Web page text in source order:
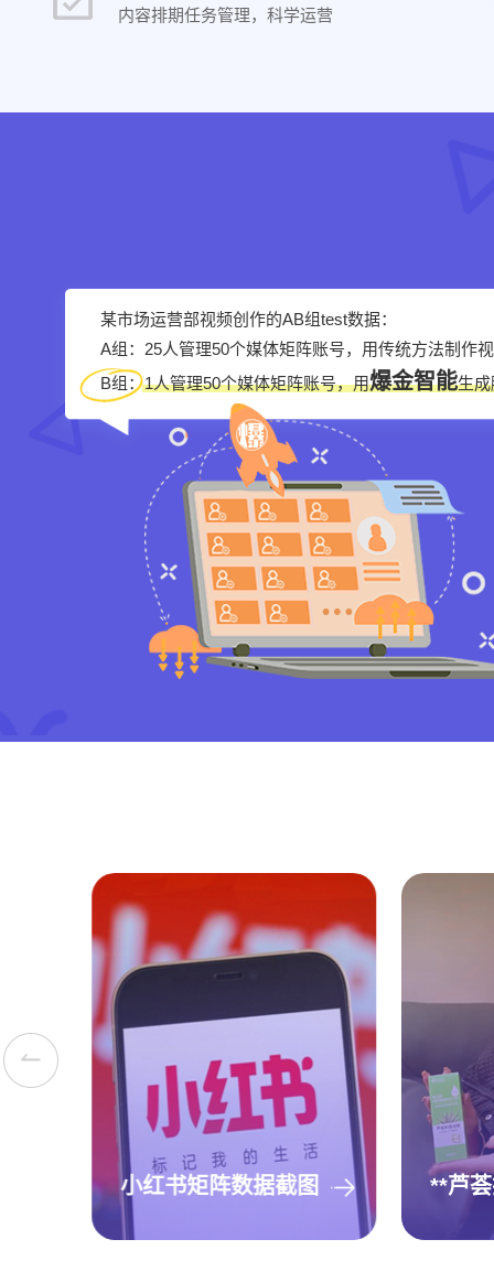
内容排期任务管理，科学运营
某市场运营部视频创作的AB组test数据：
A组：25人管理50个媒体矩阵账号，用传统方法制作
B组：1人管理50个媒体矩阵账号，用爆金智能生
小红书矩阵数据截图 **芦